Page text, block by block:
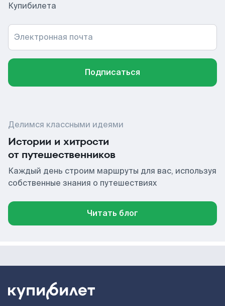
Купибилета
Электронная почта
Подписаться
Делимся классными идеями
Истории и хитрости
от путешественников
Каждый день строим маршруты для вас, используя
собственные знания о путешествиях
Читать блог